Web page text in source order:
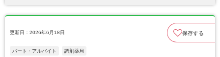
更新日：2026年6月18日 保存する
パート・アルバイト 調剤薬局